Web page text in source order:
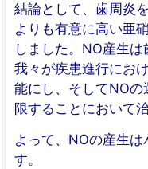
結論として、歯周炎
よりも有意に高い亜
しました。NO産生
我々が疾患進行にお
能にし、そしてNOの
限することにおいて
よって、NOの産生
す。